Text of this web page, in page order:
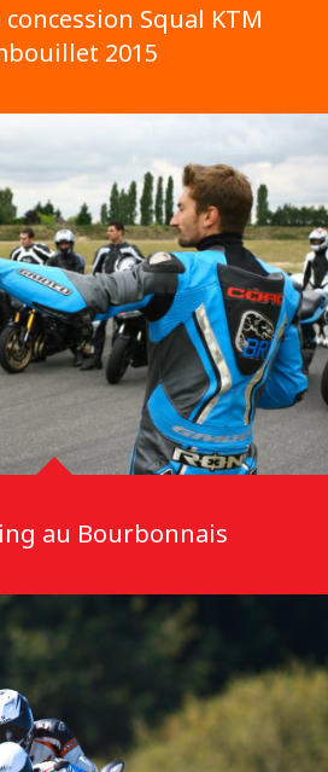
concession Squal KTM
2015
au Bourbonnais